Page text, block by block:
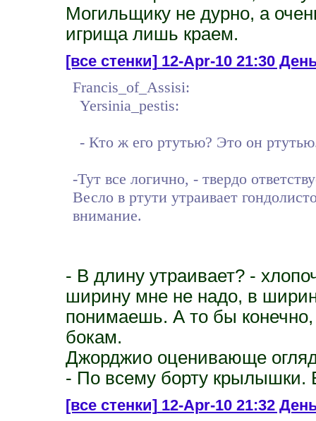
Могильщику не дурно, а
игрища лишь краем.
[все стенки]12-Apr-10 21:30
Francis_of_Assisi:
Yersinia_pestis:
- Кто ж его ртутью? Это он
-Тут все логично, - твердо
Весло в ртути утраивает
внимание.
- В длину утраивает? -
ширину мне не надо, в
понимаешь. А то бы
бокам.
Джорджио оценивающе
- По всему борту крылышки.
[все стенки]12-Apr-10 21:32